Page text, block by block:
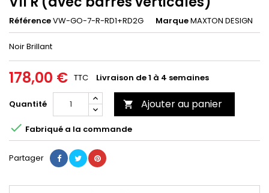
RéférenceVW-GO-7-R-RD1+RD2G MarqueMAXTON DESIGN
Noir Brillant
178,00 € TTC Livraison de 1 à 4 semaines
Quantité  Ajouter au panier
 Fabriqué a la commande
Partager